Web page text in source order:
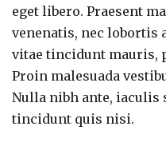
eget libero. Praesent
venenatis, nec lobortis
vitae tincidunt mauris,
Proin malesuada
Nulla nibh ante, iaculis
tincidunt quis nisi.